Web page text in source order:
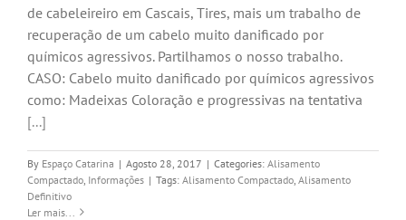
de cabeleireiro em Cascais, Tires, mais um trabalho de
recuperação de um cabelo muito danificado por
químicos agressivos. Partilhamos o nosso trabalho.
CASO: Cabelo muito danificado por químicos agressivos
como: Madeixas Coloração e progressivas na tentativa
[...]
By Espaço Catarina | Agosto 28, 2017 | Categories: Alisamento
Compactado Informações | Tags: Alisamento Compactado Alisamento
Definitivo
Ler mais...